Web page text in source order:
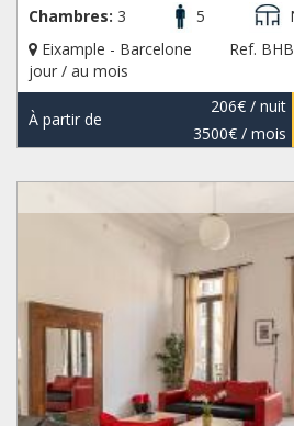
Chambres: 3 5
Eixample - Barcelone
Ref.
jour / au mois
À partir de
206€/ nuit
3500€/ mois